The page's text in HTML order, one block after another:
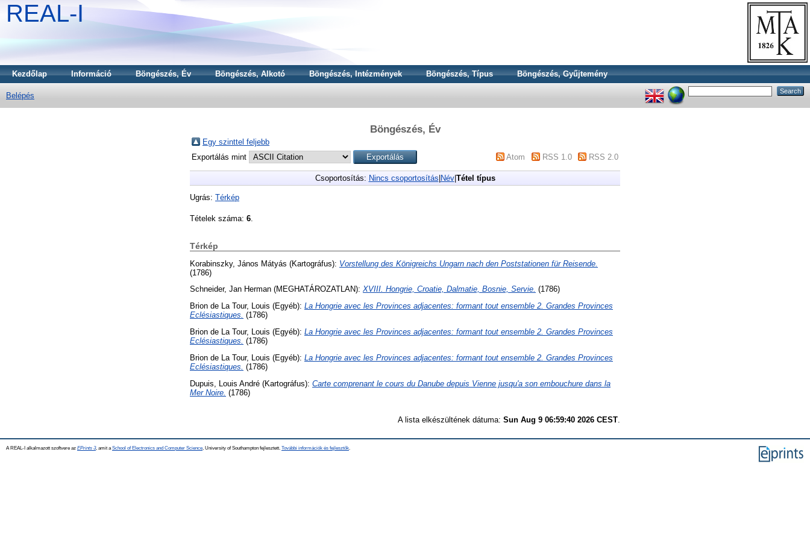
REAL-I
Kezdőlap Információ Böngészés, Év Böngészés, Alkotó Böngészés, Intézmények Böngészés, Típus Böngészés, Gyűjtemény
Belépés
Böngészés, Év
Egy szinttel feljebb
Exportálás mint
Atom RSS 1.0 RSS 2.0
Csoportosítás: Nincs csoportosítás Név| Tétel típus
Ugrás: Térkép
Tételek száma: 6
Térkép
Korabinszky, János Mátyás (Kartográfus): Vorstellung des Königreichs Ungarn nach den Poststationen für Reisende.
(1786)
Schneider, Jan Herman (MEGHATÁROZATLAN): XVIII. Hongrie, Croatie, Dalmatie, Bosnie, Servie. (1786)
Brion de La Tour, Louis (Egyéb): La Hongrie avec les Provinces adjacentes: formant tout ensemble 2. Grandes Provinces
Eclésiastiques. (1786)
Brion de La Tour, Louis (Egyéb): La Hongrie avec les Provinces adjacentes: formant tout ensemble 2. Grandes Provinces
Eclésiastiques. (1786)
Brion de La Tour, Louis (Egyéb): La Hongrie avec les Provinces adjacentes: formant tout ensemble 2. Grandes Provinces
Eclésiastiques. (1786)
Dupuis, Louis André (Kartográfus): Carte comprenant le cours du Danube depuis Vienne jusqu'a son embouchure dans la
Mer Noire. (1786)
A lista elkészültének dátuma: Sun Aug 9 06:59:40 2026 CEST
A REAL-I alkalmazott szoftvere az EPrints 3, amit a School of Electronics and Computer Science , University of Southampton fejlesztett. További információk és fejlesztők